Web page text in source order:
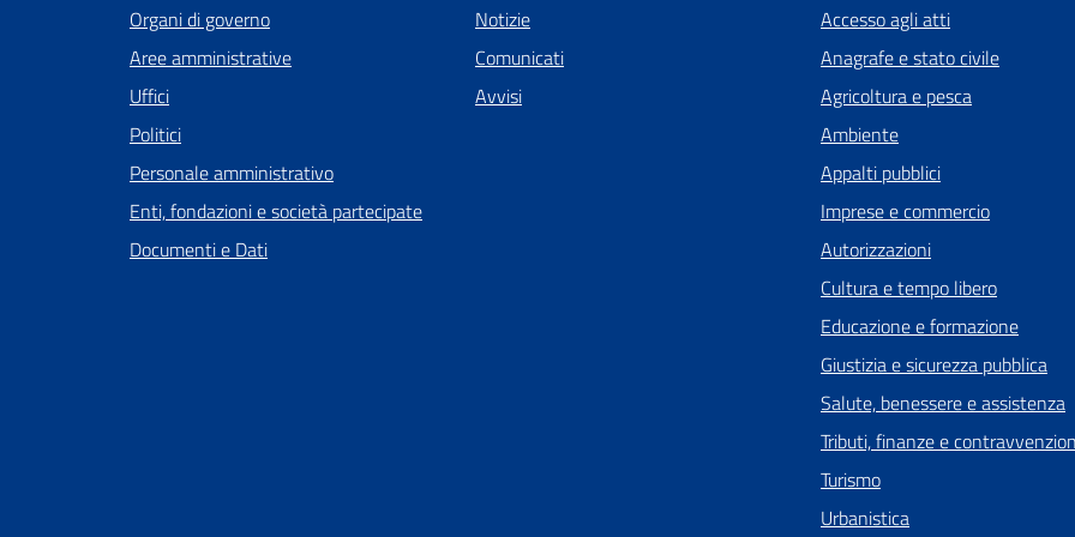
Organi di governo
Aree amministrative
Uffici
Politici
Personale amministrativo
Enti, fondazioni e società partecipate
Documenti e Dati
Notizie
Comunicati
Avvisi
Accesso agli atti
Anagrafe e stato civile
Agricoltura e pesca
Ambiente
Appalti pubblici
Imprese e commercio
Autorizzazioni
Cultura e tempo libero
Educazione e formazione
Giustizia e sicurezza pubblica
Salute, benessere e assistenza
Tributi, finanze e
Turismo
Urbanistica